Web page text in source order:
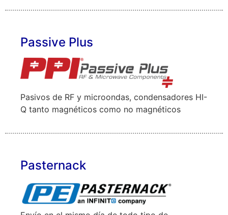
Passive Plus
Pasivos de RF y microondas, condensadores HI-
Q tanto magnéticos como no magnéticos
Pasternack